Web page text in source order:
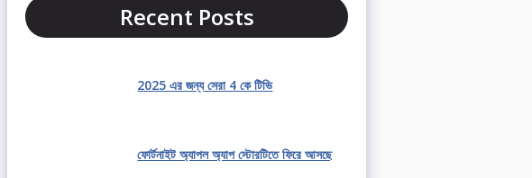
Recent Posts
2025 এর জন্য সেরা 4 কে টিভি
ফোর্টনাইট অ্যাপল অ্যাপ স্টোরটিতে ফিরে আসছে